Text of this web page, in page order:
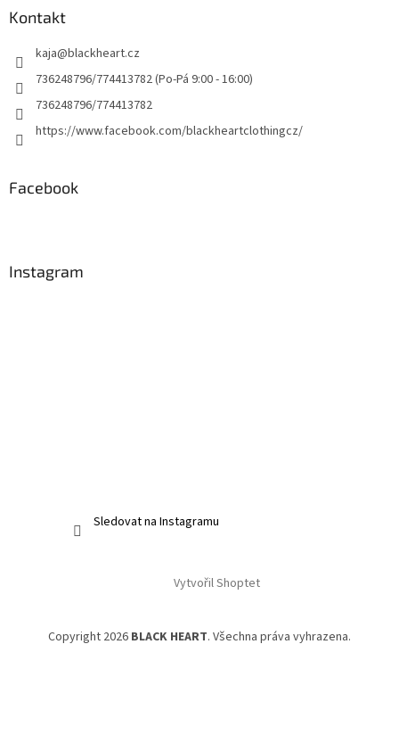
Kontakt
kaja@blackheart.cz
736248796/774413782 (Po-Pá 9:00 - 16:00)
736248796/774413782
https://www.facebook.com/blackheartclothingcz/
Facebook
Instagram
Sledovat na Instagramu
Vytvořil Shoptet
Copyright 2026 BLACK HEART. Všechna práva vyhrazena.